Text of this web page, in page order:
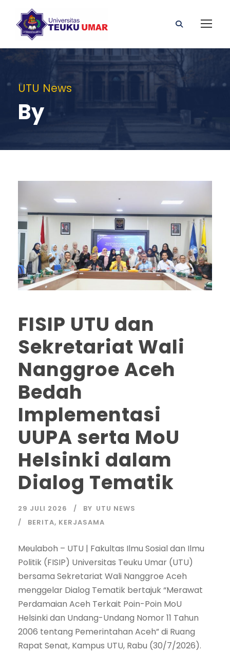
UTU News
By
FISIP UTU dan
Sekretariat Wali
Nanggroe Aceh
Bedah
Implementasi
UUPA serta MoU
Helsinki dalam
Dialog Tematik
29 JULI 2026 BY UTU NEWS
BERITA, KERJASAMA
Meulaboh – UTU | Fakultas Ilmu Sosial dan Ilmu
Politik (FISIP) Universitas Teuku Umar (UTU)
bersama Sekretariat Wali Nanggroe Aceh
menggelar Dialog Tematik bertajuk “Merawat
Perdamaian Aceh Terkait Poin-Poin MoU
Helsinki dan Undang-Undang Nomor 11 Tahun
2006 tentang Pemerintahan Aceh” di Ruang
Rapat Senat, Kampus UTU, Rabu (30/7/2026).